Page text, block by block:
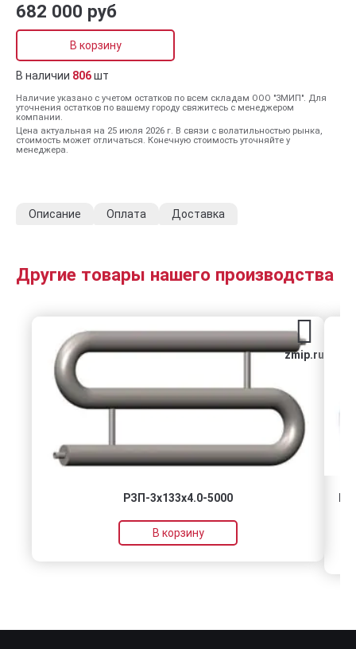
682 000 руб
В корзину
В наличии 806шт
Наличие указано с учетом остатков по всем складам ООО "ЗМИП". Для
уточнения остатков по вашему городу свяжитесь с менеджером
компании.
Цена актуальная на 25 июля 2026 г. В связи с волатильностью рынка,
стоимость может отличаться. Конечную стоимость уточняйте у
менеджера.
Описание Оплата Доставка
Другие товары нашего производства
zmip.ru
РЗП-3x133x4.0-5000
В корзину